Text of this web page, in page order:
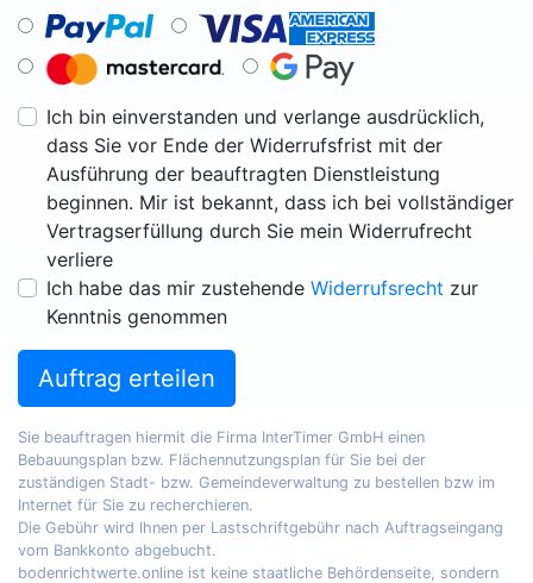
Ich bin einverstanden und verlange ausdrücklich,
dass Sie vor Ende der Widerrufsfrist mit der
Ausführung der beauftragten Dienstleistung
beginnen. Mir ist bekannt, dass ich bei vollständiger
Vertragserfüllung durch Sie mein Widerrufrecht
verliere
Ich habe das mir zustehende Widerrufsrecht zur
Kenntnis genommen
Auftrag erteilen
Sie beauftragen hiermit die Firma InterTimer GmbH einen
Bebauungsplan bzw. Flächennutzungsplan für Sie bei der
zuständigen Stadt- bzw. Gemeindeverwaltung zu bestellen bzw im
Internet für Sie zu recherchieren.
Die Gebühr wird Ihnen per Lastschriftgebühr nach Auftragseingang
vom Bankkonto abgebucht.
bodenrichtwerte.online ist keine staatliche Behördenseite, sondern